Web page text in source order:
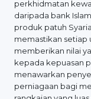
perkhidmatan
daripada bank
produk patuh
memastikan setiap
memberikan nilai
kepada kepuasan
menawarkan
perniagaan bagi